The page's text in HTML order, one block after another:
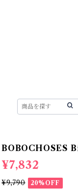
BOBOCHOSES
¥7,832
¥9,790 20%OFF